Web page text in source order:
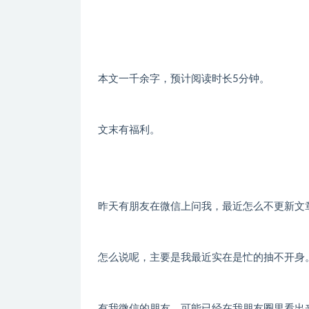
本文一千余字，预计阅读时长5分钟。
文末有福利。
昨天有朋友在微信上问我，最近怎么不更新文
怎么说呢，主要是我最近实在是忙的抽不开身